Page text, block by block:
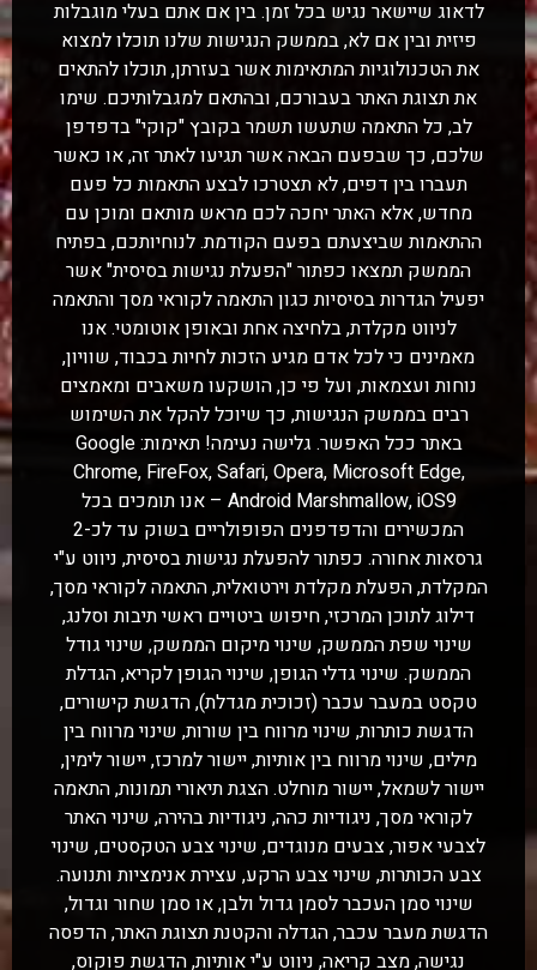
לדאוג שיישאר נגיש בכל זמן. בין אם אתם בעלי מוגבלות
פיזית ובין אם לא, בממשק הנגישות שלנו תוכלו למצוא
את הטכנולוגיות המתאימות אשר בעזרתן, תוכלו להתאים
את תצוגת האתר בעבורכם, ובהתאם למגבלותיכם. שימו
לב, כל התאמה שתעשו תשמר בקובץ "קוקי" בדפדפן
שלכם, כך שבפעם הבאה אשר תגיעו לאתר זה, או כאשר
תעברו בין דפים, לא תצטרכו לבצע התאמות כל פעם
מחדש, אלא האתר יחכה לכם מראש מותאם ומוכן עם
ההתאמות שביצעתם בפעם הקודמת. לנוחיותכם, בפתיח
הממשק תמצאו כפתור "הפעלת נגישות בסיסית" אשר
יפעיל הגדרות בסיסיות כגון התאמה לקוראי מסך והתאמה
לניווט מקלדת, בלחיצה אחת ובאופן אוטומטי. אנו
מאמינים כי לכל אדם מגיע הזכות לחיות בכבוד, שוויון,
נוחות ועצמאות, ועל פי כן, הושקעו משאבים ומאמצים
רבים בממשק הנגישות, כך שיוכל להקל את השימוש
באתר ככל האפשר. גלישה נעימה! תאימות: Google
Chrome, FireFox, Safari, Opera, Microsoft Edge,
Android Marshmallow, iOS9 – אנו תומכים בכל
המכשירים והדפדפנים הפופולריים בשוק עד לכ-2
גרסאות אחורה. כפתור להפעלת נגישות בסיסית, ניווט ע"י
המקלדת, הפעלת מקלדת וירטואלית, התאמה לקוראי מסך,
דילוג לתוכן המרכזי, חיפוש ביטויים ראשי תיבות וסלנג,
שינוי שפת הממשק, שינוי מיקום הממשק, שינוי גודל
הממשק. שינוי גדלי הגופן, שינוי הגופן לקריא, הגדלת
טקסט במעבר עכבר (זכוכית מגדלת), הדגשת קישורים,
הדגשת כותרות, שינוי מרווח בין שורות, שינוי מרווח בין
מילים, שינוי מרווח בין אותיות, יישור למרכז, יישור לימין,
יישור לשמאל, יישור מוחלט. הצגת תיאורי תמונות, התאמה
לקוראי מסך, ניגודיות כהה, ניגודיות בהירה, שינוי האתר
לצבעי אפור, צבעים מנוגדים, שינוי צבע הטקסטים, שינוי
צבע הכותרות, שינוי צבע הרקע, עצירת אנימציות ותנועה.
שינוי סמן העכבר לסמן גדול ולבן, או סמן שחור וגדול,
הדגשת מעבר עכבר, הגדלה והקטנת תצוגת האתר, הדפסה
נגישה, מצב קריאה, ניווט ע"י אותיות, הדגשת פוקוס,